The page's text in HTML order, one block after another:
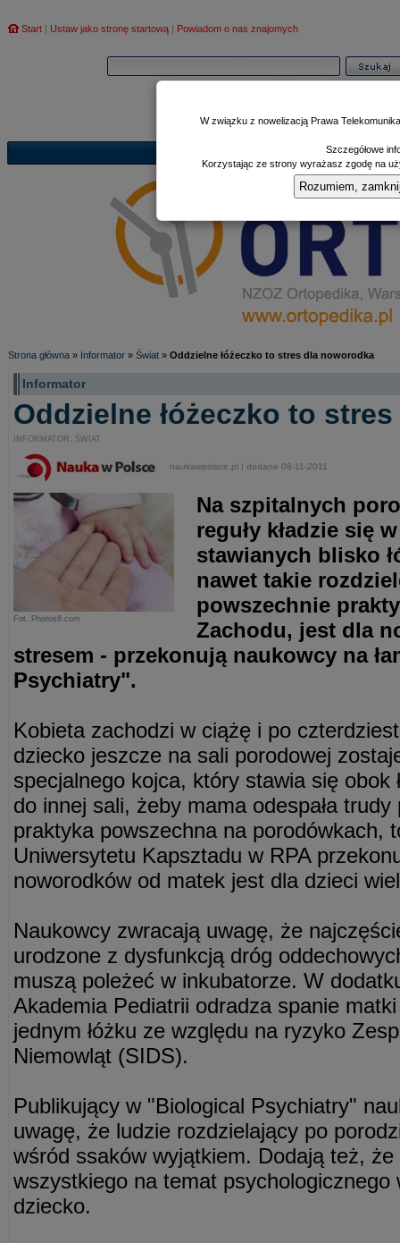
Start | Ustaw jako stronę startową | Powiadom o nas znajomych
Poczekalnia|
Strona główna » Informator » Świat » Oddzielne łóżeczko to stres dla noworodka
Informator
Oddzielne łóżeczko to
INFORMATOR. ŚWIAT
naukawpolsce.pl | dodane 08-11-2011
Fot. Photos8.com
Na szpitalnych
reguły kładzie się
stawianych blisko
nawet takie
powszechnie
Zachodu, jest dla
stresem - przekonują naukowcy na
Psychiatry".
Kobieta zachodzi w ciążę i po
dziecko jeszcze na sali porodowej
specjalnego kojca, który stawia się obok
do innej sali, żeby mama odespała
praktyka powszechna na porodówkach,
Uniwersytetu Kapsztadu w RPA
noworodków od matek jest dla dzieci
Naukowcy zwracają uwagę, że
urodzone z dysfunkcją dróg
muszą poleżeć w inkubatorze. W
Akademia Pediatrii odradza spanie
jednym łóżku ze względu na ryzyko
Niemowląt (SIDS).
Publikujący w "Biological Psychiatry"
uwagę, że ludzie rozdzielający po
wśród ssaków wyjątkiem. Dodają też,
wszystkiego na temat psychologicznego
dziecko.
W związku z nowelizacją Prawa
Szczegółowe
Korzystając ze strony wyrażasz zgodę na
Rozumiem,